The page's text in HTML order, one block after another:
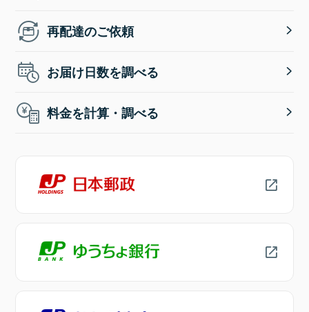
再配達のご依頼
お届け日数を調べる
料金を計算・調べる